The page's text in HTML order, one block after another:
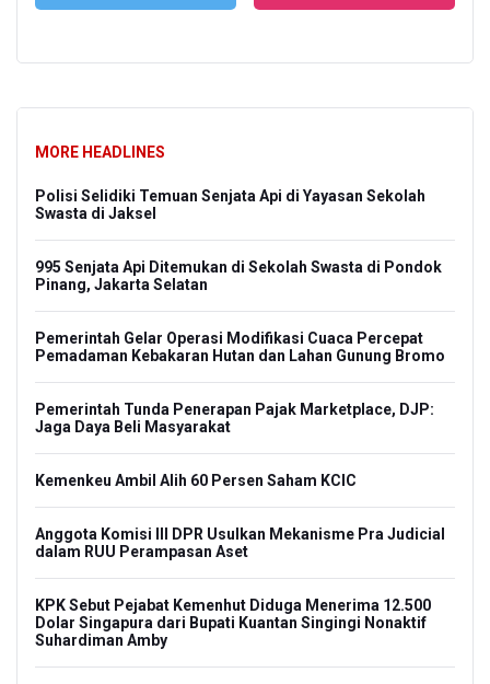
MORE HEADLINES
Polisi Selidiki Temuan Senjata Api di Yayasan Sekolah
Swasta di Jaksel
995 Senjata Api Ditemukan di Sekolah Swasta di Pondok
Pinang, Jakarta Selatan
Pemerintah Gelar Operasi Modifikasi Cuaca Percepat
Pemadaman Kebakaran Hutan dan Lahan Gunung Bromo
Pemerintah Tunda Penerapan Pajak Marketplace, DJP:
Jaga Daya Beli Masyarakat
Kemenkeu Ambil Alih 60 Persen Saham KCIC
Anggota Komisi III DPR Usulkan Mekanisme Pra Judicial
dalam RUU Perampasan Aset
KPK Sebut Pejabat Kemenhut Diduga Menerima 12.500
Dolar Singapura dari Bupati Kuantan Singingi Nonaktif
Suhardiman Amby